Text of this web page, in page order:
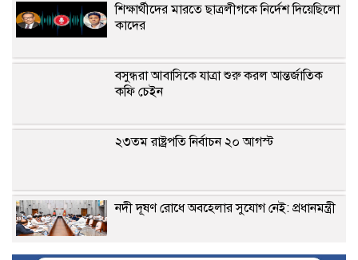
শিক্ষার্থীদের মারতে ছাত্রলীগকে নির্দেশ দিয়েছিলো
কাদের
বসুন্ধরা আবাসিকে যাত্রা শুরু করল আন্তর্জাতিক
কফি চেইন
২৩তম রাষ্ট্রপতি নির্বাচন ২০ আগস্ট
নদী দূষণ রোধে অবহেলার সুযোগ নেই: প্রধানমন্ত্রী